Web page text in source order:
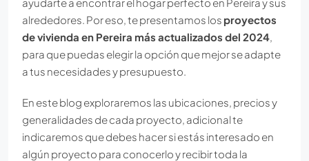
alrededores. Por eso, te presentamos los proyectos
de vivienda en Pereira más actualizados del 2024
para que puedas elegir la opción que mejor se adapte
a tus necesidades y presupuesto.
En este blog exploraremos las ubicaciones, precios y
generalidades de cada proyecto, adicional te
indicaremos que debes hacer si estás interesado en
algún proyecto para conocerlo y recibir toda la